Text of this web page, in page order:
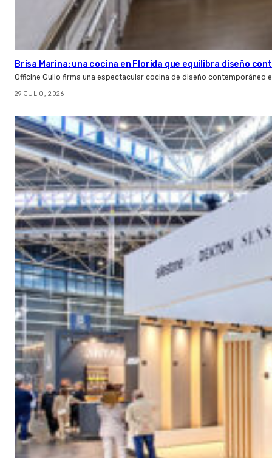
Brisa Marina: una cocina en Florida que equilibra diseño
Officine Gullo firma una espectacular cocina de diseño contemporáneo
29 JULIO, 2026